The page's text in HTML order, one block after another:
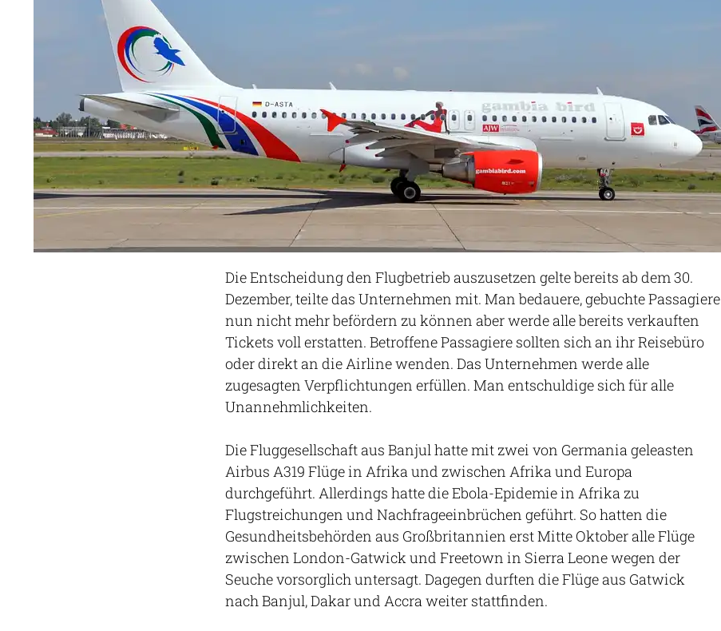
Die Entscheidung den Flugbetrieb auszusetzen gelte bereits ab dem 30.
Dezember, teilte das Unternehmen mit. Man bedauere, gebuchte Passagiere
nun nicht mehr befördern zu können aber werde alle bereits verkauften
Tickets voll erstatten. Betroffene Passagiere sollten sich an ihr Reisebüro
oder direkt an die Airline wenden. Das Unternehmen werde alle
zugesagten Verpflichtungen erfüllen. Man entschuldige sich für alle
Unannehmlichkeiten.
Die Fluggesellschaft aus Banjul hatte mit zwei von Germania geleasten
Airbus A319 Flüge in Afrika und zwischen Afrika und Europa
durchgeführt. Allerdings hatte die Ebola-Epidemie in Afrika zu
Flugstreichungen und Nachfrageeinbrüchen geführt. So hatten die
Gesundheitsbehörden aus Großbritannien erst Mitte Oktober alle Flüge
zwischen London-Gatwick und Freetown in Sierra Leone wegen der
Seuche vorsorglich untersagt. Dagegen durften die Flüge aus Gatwick
nach Banjul, Dakar und Accra weiter stattfinden.